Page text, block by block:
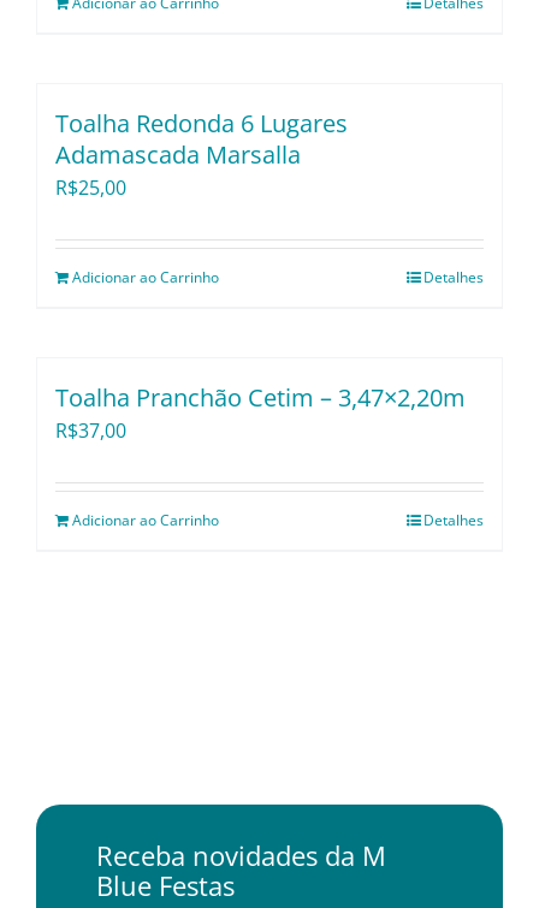
Toalha Redonda 6 Lugares
Adamascada Marsalla
R$25,00
Adicionar ao Carrinho Detalhes
Toalha Pranchão Cetim – 3,47×2,20m
R$37,00
Adicionar ao Carrinho Detalhes
Receba novidades da M
Blue Festas